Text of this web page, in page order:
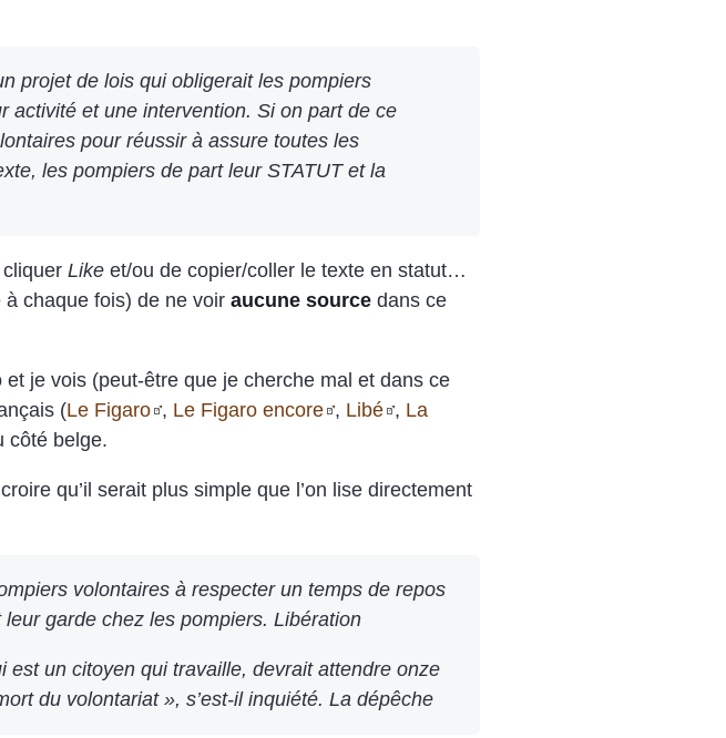
projet de lois qui obligerait les pompiers
activité et une intervention. Si on part de ce
pour réussir à assure toutes les
les pompiers de part leur STATUT et la
cliquer Like et/ou de copier/coller le texte en statut…
à chaque fois) de ne voir aucune source dans ce
je vois (peut-être que je cherche mal et dans ce
(Le Figaro , Le Figaro encore , Libé , La
côté belge.
qu’il serait plus simple que l’on lise directement
volontaires à respecter un temps de repos
garde chez les pompiers. Libération
est un citoyen qui travaille, devrait attendre onze
du volontariat », s’est-il inquiété. La dépêche